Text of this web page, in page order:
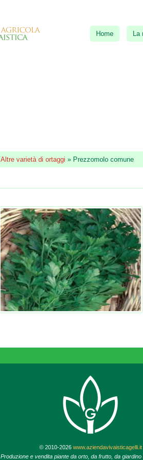
Home La
Altre varietà di ortaggi » Prezzomolo comune
© 2010-2026 www.aziendavivaisticagelli.it
Produzione e vendita piante da orto, da frutto, da giardino